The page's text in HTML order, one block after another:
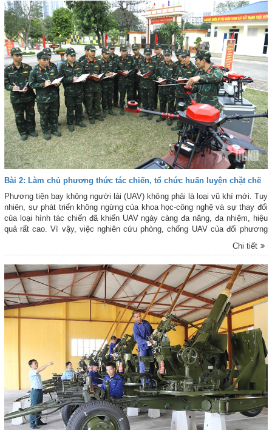
Bài 2: Làm chủ phương thức tác chiến, tổ chức huấn luyện chặt chẽ
Phương tiện bay không người lái (UAV) không phải là loại vũ khí mới. Tuy
nhiên, sự phát triển không ngừng của khoa học-công nghệ và sự thay đổi
của loại hình tác chiến đã khiến UAV ngày càng đa năng, đa nhiệm, hiệu
quả rất cao. Vì vậy, việc nghiên cứu phòng, chống UAV của đối phương
cũng như sử dụng UAV trong tác chiến là vấn đề quan trọng đặt ra hiện
Chi tiết